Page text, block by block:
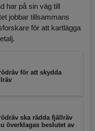
har på sin väg till
jobbar tillsammans
för att kartlägga
för att skydda
ska rädda fjällräv
överklagas beslutet av